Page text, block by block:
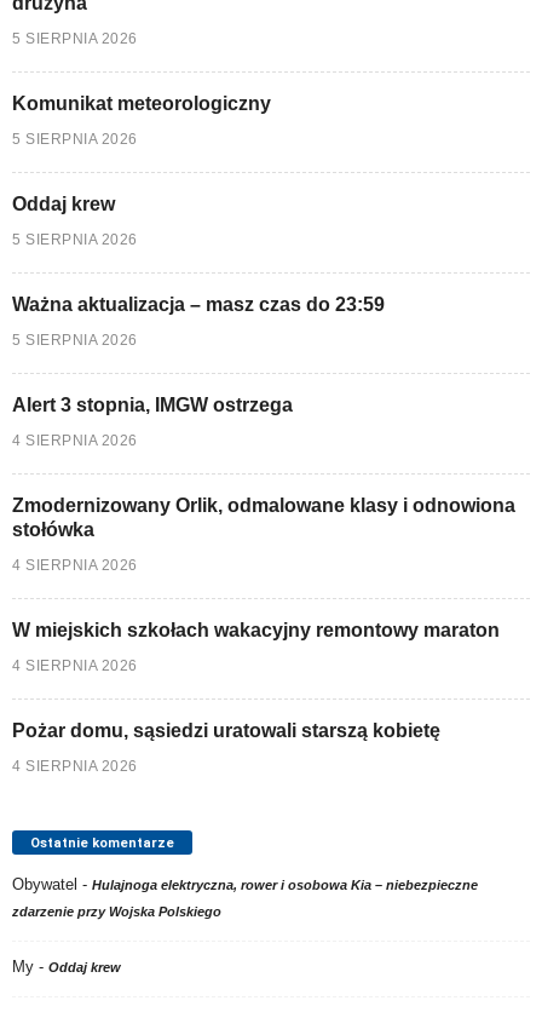
5 SIERPNIA 2026
Komunikat meteorologiczny
5 SIERPNIA 2026
Oddaj krew
5 SIERPNIA 2026
Ważna aktualizacja – masz czas do 23:59
5 SIERPNIA 2026
Alert 3 stopnia, IMGW ostrzega
4 SIERPNIA 2026
Zmodernizowany Orlik, odmalowane klasy i odnowiona
stołówka
4 SIERPNIA 2026
W miejskich szkołach wakacyjny remontowy maraton
4 SIERPNIA 2026
Pożar domu, sąsiedzi uratowali starszą kobietę
4 SIERPNIA 2026
Ostatnie komentarze
Obywatel - Hulajnoga elektryczna, rower i osobowa Kia – niebezpieczne
zdarzenie przy Wojska Polskiego
My - Oddaj krew